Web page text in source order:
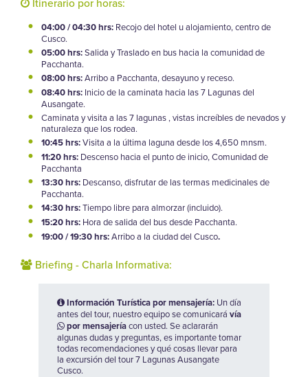
04:00 / 04:30 hrs: Recojo del hotel u alojamiento, centro de
Cusco.
05:00 hrs:Salida y Traslado en bus hacia la comunidad de
Pacchanta.
08:00 hrs:Arribo a Pacchanta, desayuno y receso.
08:40 hrs: Inicio de la caminata hacia las 7 Lagunas del
Ausangate.
Caminata y visita a las 7 lagunas , vistas increíbles de nevados y
naturaleza que los rodea.
10:45 hrs:Visita a la última laguna desde los 4,650 mnsm.
11:20 hrs: Descenso hacia el punto de inicio, Comunidad de
Pacchanta
13:30 hrs: Descanso, disfrutar de las termas medicinales de
Pacchanta.
14:30 hrs:Tiempo libre para almorzar (incluido).
15:20 hrs: Hora de salida del bus desde Pacchanta.
19:00 / 19:30 hrs:Arribo a la ciudad del Cusco.
Briefing - Charla Informativa:
Información Turística por mensajería: Un día
antes del tour, nuestro equipo se comunicará vía
por mensajeríacon usted. Se aclararán
algunas dudas y preguntas, es importante tomar
todas recomendaciones y qué cosas llevar para
la excursión del tour 7 Lagunas Ausangate
Cusco.